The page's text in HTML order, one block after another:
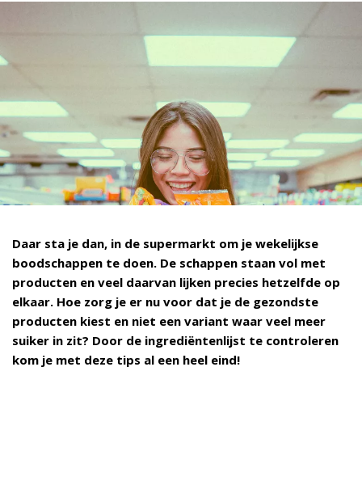
Daar sta je dan, in de supermarkt om je wekelijkse
boodschappen te doen. De schappen staan vol met
producten en veel daarvan lijken precies hetzelfde op
elkaar. Hoe zorg je er nu voor dat je de gezondste
producten kiest en niet een variant waar veel meer
suiker in zit? Door de ingrediëntenlijst te controleren
kom je met deze tips al een heel eind!